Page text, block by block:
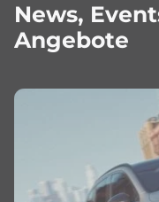
News,
Angebote